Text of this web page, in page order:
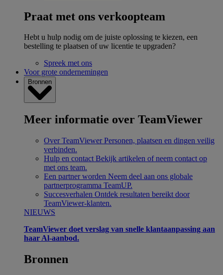
Praat met ons verkoopteam
Hebt u hulp nodig om de juiste oplossing te kiezen, een
bestelling te plaatsen of uw licentie te upgraden?
Spreek met ons
Voor grote ondernemingen
Bronnen
Meer informatie over TeamViewer
Over TeamViewer Personen, plaatsen en dingen veilig
verbinden.
Hulp en contact Bekijk artikelen of neem contact op
met ons team.
Een partner worden Neem deel aan ons globale
partnerprogramma TeamUP.
Succesverhalen Ontdek resultaten bereikt door
TeamViewer-klanten.
NIEUWS
TeamViewer doet verslag van snelle klantaanpassing aan
haar Al-aanbod.
Bronnen